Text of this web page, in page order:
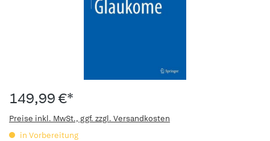
149,99 €*
Preise inkl. MwSt., ggf. zzgl. Versandkosten
in Vorbereitung